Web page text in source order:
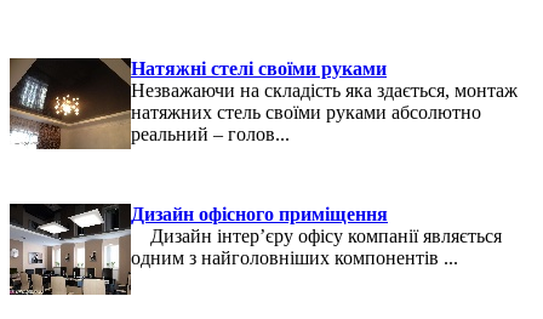
Натяжні стелі своїми руками
Незважаючи на складість яка здається, монтаж
натяжних стель своїми руками абсолютно
реальний – голов...
Дизайн офісного приміщення
Дизайн інтер’єру офісу компанії являється
одним з найголовніших компонентів ...